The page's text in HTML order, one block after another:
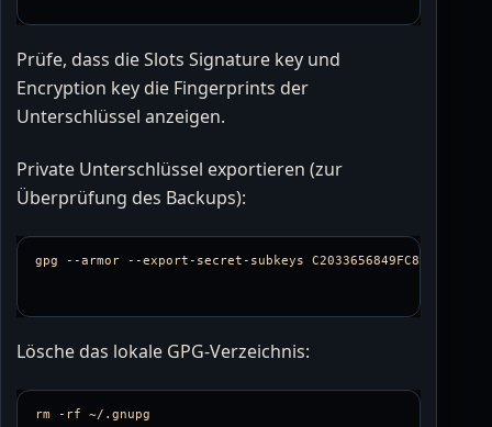
Prüfe, dass die Slots Signature key und
Encryption key die Fingerprints der
Unterschlüssel anzeigen.
Private Unterschlüssel exportieren (zur
Überprüfung des Backups):
gpg --armor --export-secret-subkeys
Lösche das lokale GPG-Verzeichnis:
rm -rf